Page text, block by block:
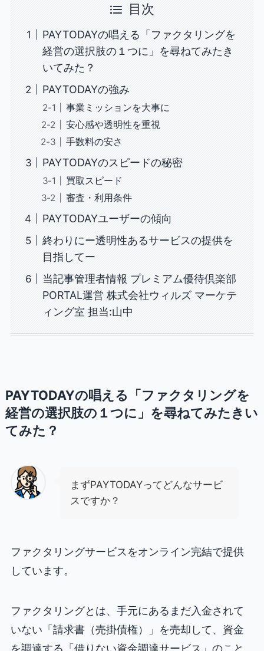
目次
PAYTODAYの唱える「ファクタリングを
経営の選択肢の１つに」を尋ねてみたき
いてみた？
PAYTODAYの強み
事業ミッションを大事に
安心感や透明性を重視
手数料の安さ
PAYTODAYのスピードの秘密
買取スピード
審査・利用条件
PAYTODAYユーザーの傾向
終わりにー透明性あるサービスの提供を
目指してー
当記事管理者情報 プレミアム優待倶楽部
PORTAL運営 株式会社ウィルズ マーケテ
ィング室 担当:山中
PAYTODAYの唱える「ファクタリングを
経営の選択肢の１つに」を尋ねてみたきい
てみた？
まずPAYTODAYってどんなサービ
スですか？
ファクタリングサービスをオンライン完結で提供
しています。
ファクタリングとは、手元にあるまだ入金されて
いない「請求書（売掛債権）」を売却して、資金
を調達する「借りない資金調達サービス」のこと